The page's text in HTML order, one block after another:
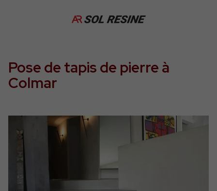
Pose de tapis de pierre à
Colmar